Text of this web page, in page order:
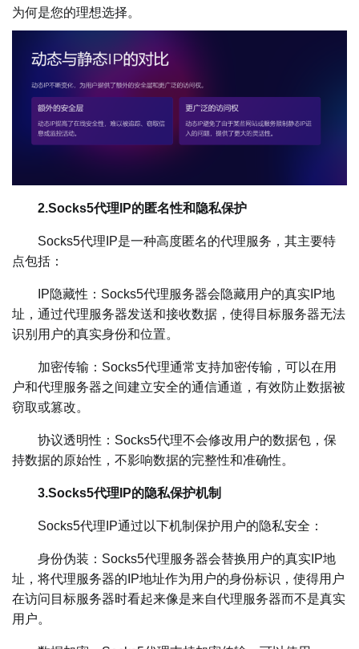
为何是您的理想选择。
2.Socks5代理IP的匿名性和隐私保护
Socks5代理IP是一种高度匿名的代理服务，其主要特
点包括：
IP隐藏性：Socks5代理服务器会隐藏用户的真实IP地
址，通过代理服务器发送和接收数据，使得目标服务器无法
识别用户的真实身份和位置。
加密传输：Socks5代理通常支持加密传输，可以在用
户和代理服务器之间建立安全的通信通道，有效防止数据被
窃取或篡改。
协议透明性：Socks5代理不会修改用户的数据包，保
持数据的原始性，不影响数据的完整性和准确性。
3.Socks5代理IP的隐私保护机制
Socks5代理IP通过以下机制保护用户的隐私安全：
身份伪装：Socks5代理服务器会替换用户的真实IP地
址，将代理服务器的IP地址作为用户的身份标识，使得用户
在访问目标服务器时看起来像是来自代理服务器而不是真实
用户。